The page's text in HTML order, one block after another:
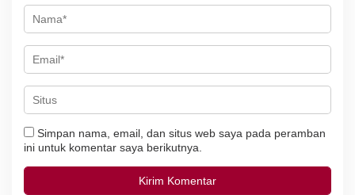
Simpan nama, email, dan situs web saya pada peramban
ini untuk komentar saya berikutnya.